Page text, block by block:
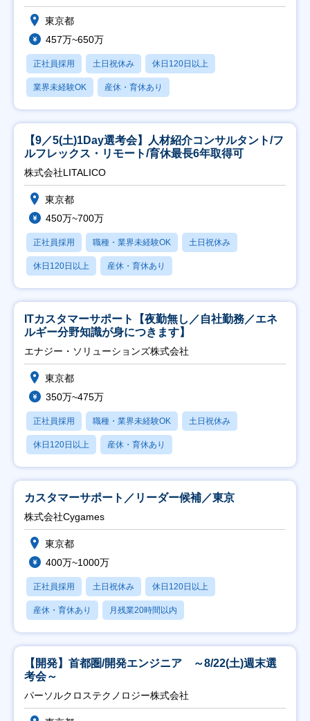
東京都
457万~650万
正社員採用 土日祝休み 休日120日以上
業界未経験OK 産休・育休あり
【9／5(土)1Day選考会】人材紹介コンサルタント/フ
ルフレックス・リモート/育休最長6年取得可
株式会社LITALICO
東京都
450万~700万
正社員採用 職種・業界未経験OK 土日祝休み
休日120日以上 産休・育休あり
ITカスタマーサポート【夜勤無し／自社勤務／エネ
ルギー分野知識が身につきます】
エナジー・ソリューションズ株式会社
東京都
350万~475万
正社員採用 職種・業界未経験OK 土日祝休み
休日120日以上 産休・育休あり
カスタマーサポート／リーダー候補／東京
株式会社Cygames
東京都
400万~1000万
正社員採用 土日祝休み 休日120日以上
産休・育休あり 月残業20時間以内
【開発】首都圏/開発エンジニア ～8/22(土)週末選
考会～
パーソルクロステクノロジー株式会社